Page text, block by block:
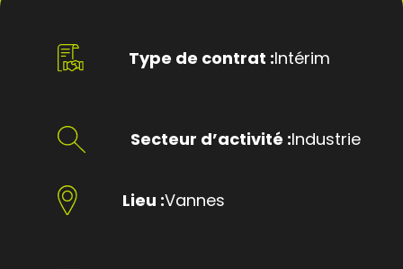
Type de contrat :Intérim
Secteur d’activité :Industrie
Lieu :Vannes